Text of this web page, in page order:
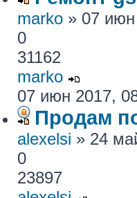
marko » 07
0
31162
marko
07 июн 2017,
Продам
alexelsi » 24
0
23897